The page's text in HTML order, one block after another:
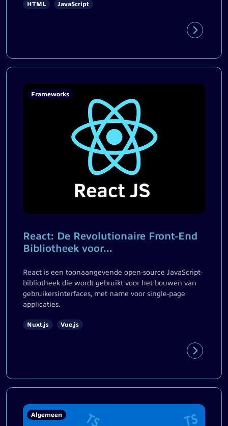
HTML JavaScript
Frameworks
React: De Revolutionaire Front-End
Bibliotheek voor...
React is een toonaangevende open-source JavaScript-
bibliotheek die wordt gebruikt voor het bouwen van
gebruikersinterfaces, met name voor single-page
applicaties.
Nuxt.js Vue.js
Algemeen